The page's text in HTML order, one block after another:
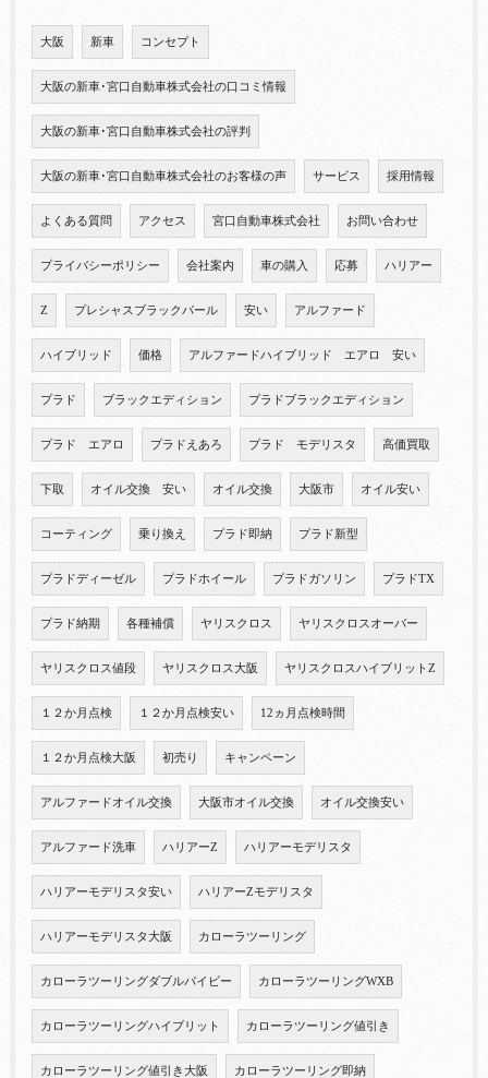
大阪 新車 コンセプト
大阪の新車･宮口自動車株式会社の口コミ情報
大阪の新車･宮口自動車株式会社の評判
大阪の新車･宮口自動車株式会社のお客様の声 サービス 採用情報
よくある質問 アクセス 宮口自動車株式会社 お問い合わせ
プライバシーポリシー 会社案内 車の購入 応募 ハリアー
Z プレシャスブラックパール 安い アルファード
ハイブリッド 価格 アルファードハイブリッド エアロ 安い
プラド ブラックエディション プラドブラックエディション
プラド エアロ プラドえあろ プラド モデリスタ 高価買取
下取 オイル交換 安い オイル交換 大阪市 オイル安い
コーティング 乗り換え プラド即納 プラド新型
プラドディーゼル プラドホイール プラドガソリン プラドTX
プラド納期 各種補償 ヤリスクロス ヤリスクロスオーバー
ヤリスクロス値段 ヤリスクロス大阪 ヤリスクロスハイブリットZ
１２か月点検 １２か月点検安い 12ヵ月点検時間
１２か月点検大阪 初売り キャンペーン
アルファードオイル交換 大阪市オイル交換 オイル交換安い
アルファード洗車 ハリアーZ ハリアーモデリスタ
ハリアーモデリスタ安い ハリアーZモデリスタ
ハリアーモデリスタ大阪 カローラツーリング
カローラツーリングダブルバイビー カローラツーリングWXB
カローラツーリングハイブリット カローラツーリング値引き
カローラツーリング値引き大阪 カローラツーリング即納